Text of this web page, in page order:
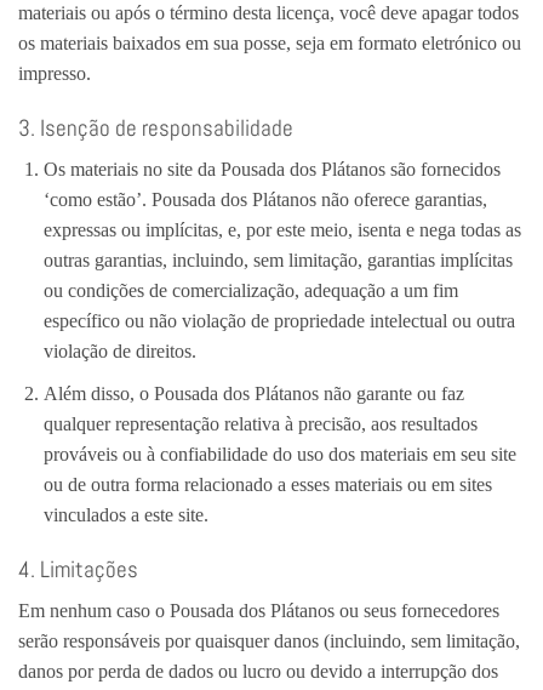
materiais ou após o término desta licença, você deve apagar todos
os materiais baixados em sua posse, seja em formato eletrónico ou
impresso.
3. Isenção de responsabilidade
Os materiais no site da Pousada dos Plátanos são fornecidos
‘como estão’. Pousada dos Plátanos não oferece garantias,
expressas ou implícitas, e, por este meio, isenta e nega todas as
outras garantias, incluindo, sem limitação, garantias implícitas
ou condições de comercialização, adequação a um fim
específico ou não violação de propriedade intelectual ou outra
violação de direitos.
Além disso, o Pousada dos Plátanos não garante ou faz
qualquer representação relativa à precisão, aos resultados
prováveis ​​ou à confiabilidade do uso dos materiais em seu site
ou de outra forma relacionado a esses materiais ou em sites
vinculados a este site.
4. Limitações
Em nenhum caso o Pousada dos Plátanos ou seus fornecedores
serão responsáveis ​​por quaisquer danos (incluindo, sem limitação,
danos por perda de dados ou lucro ou devido a interrupção dos